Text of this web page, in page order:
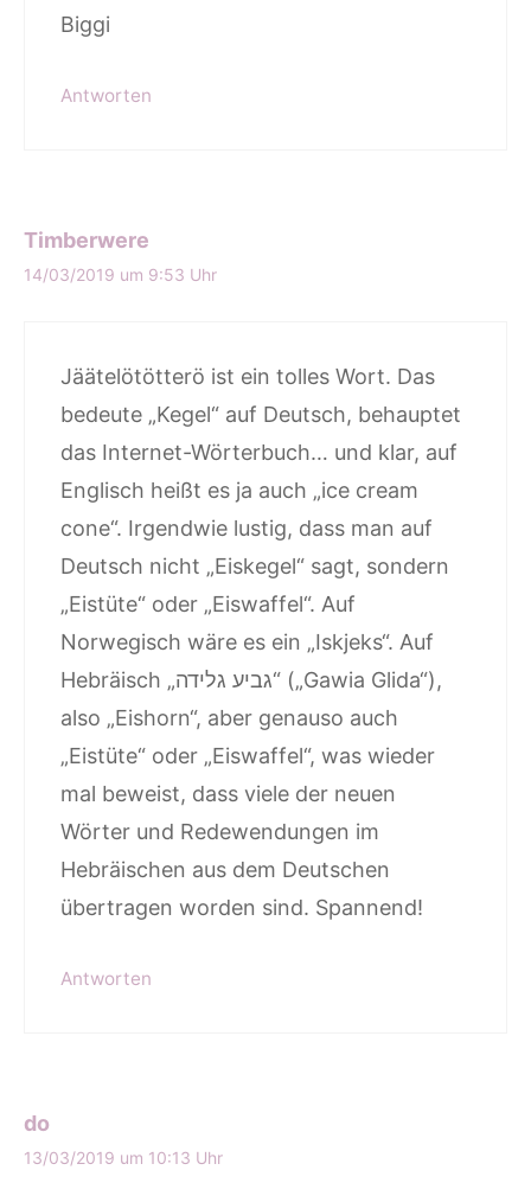
Biggi
Antworten
Timberwere
14/03/2019 um 9:53 Uhr
Jäätelötötterö ist ein tolles Wort. Das
bedeute „Kegel“ auf Deutsch, behauptet
das Internet-Wörterbuch… und klar, auf
Englisch heißt es ja auch „ice cream
cone“. Irgendwie lustig, dass man auf
Deutsch nicht „Eiskegel“ sagt, sondern
„Eistüte“ oder „Eiswaffel“. Auf
Norwegisch wäre es ein „Iskjeks“. Auf
Hebräisch „גביע גלידה“ („Gawia Glida“),
also „Eishorn“, aber genauso auch
„Eistüte“ oder „Eiswaffel“, was wieder
mal beweist, dass viele der neuen
Wörter und Redewendungen im
Hebräischen aus dem Deutschen
übertragen worden sind. Spannend!
Antworten
do
13/03/2019 um 10:13 Uhr